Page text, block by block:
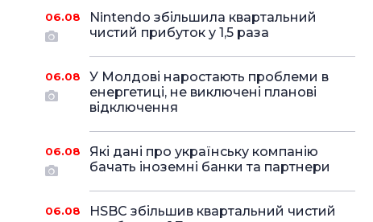
06.08
Nintendo збільшила квартальний
чистий прибуток у 1,5 раза
06.08
У Молдові наростають проблеми в
енергетиці, не виключені планові
відключення
06.08
Які дані про українську компанію
бачать іноземні банки та партнери
06.08
HSBC збільшив квартальний чистий